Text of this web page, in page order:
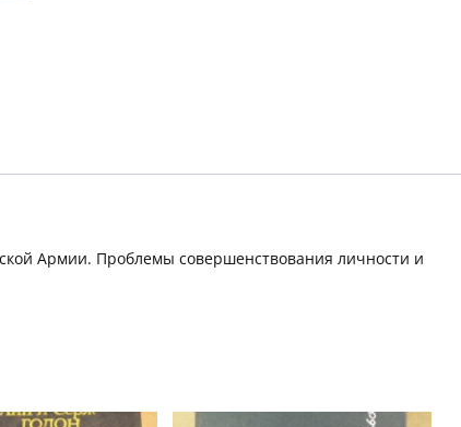
Армии. Проблемы совершенствования личности и